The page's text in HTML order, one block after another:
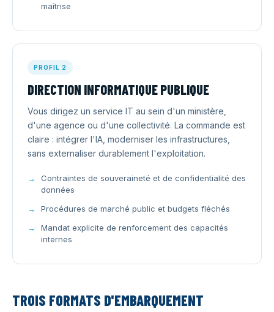
maîtrise
PROFIL 2
DIRECTION INFORMATIQUE PUBLIQUE
Vous dirigez un service IT au sein d'un ministère,
d'une agence ou d'une collectivité. La commande est
claire : intégrer l'IA, moderniser les infrastructures,
sans externaliser durablement l'exploitation.
Contraintes de souveraineté et de confidentialité des
données
Procédures de marché public et budgets fléchés
Mandat explicite de renforcement des capacités
internes
TROIS FORMATS D'EMBARQUEMENT